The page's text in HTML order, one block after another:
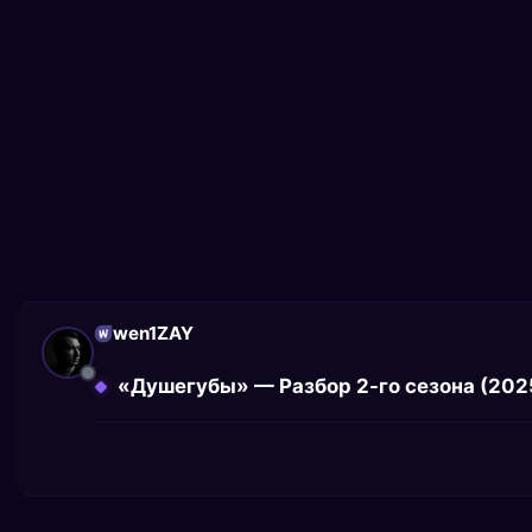
wen1ZAY
«Душегубы» — Разбор 2-го сезона